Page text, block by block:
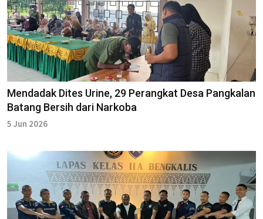
Mendadak Dites Urine, 29 Perangkat Desa Pangkalan
Batang Bersih dari Narkoba
5 Jun 2026